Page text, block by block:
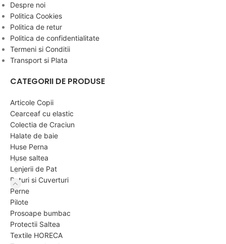
Despre noi
Politica Cookies
Politica de retur
Politica de confidentialitate
Termeni si Conditii
Transport si Plata
CATEGORII DE PRODUSE
Articole Copii
Cearceaf cu elastic
Colectia de Craciun
Halate de baie
Huse Perna
Huse saltea
Lenjerii de Pat
Paturi si Cuverturi
Perne
Pilote
Prosoape bumbac
Protectii Saltea
Textile HORECA